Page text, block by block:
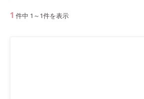
1 件中 1 ～ 1件を表示